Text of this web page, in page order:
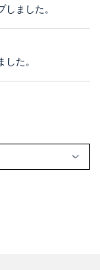
ました。
た。